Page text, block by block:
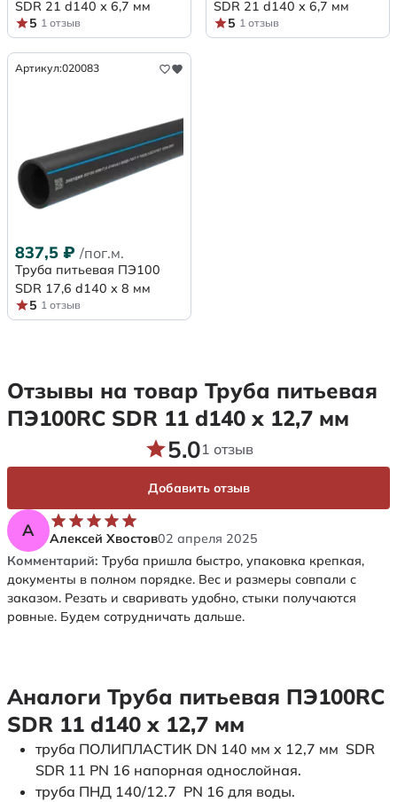
SDR 21 d140 х 6,7 мм
5 1 отзыв
SDR 21 d140 х 6,7 мм
5 1 отзыв
Артикул:020083
837,5 ₽ /пог.м.
Труба питьевая ПЭ100
SDR 17,6 d140 х 8 мм
5 1 отзыв
Отзывы на товар Труба питьевая
ПЭ100RC SDR 11 d140 х 12,7 мм
А Алексей Хвостов02 апреля 2025
Комментарий: Труба пришла быстро, упаковка крепкая,
документы в полном порядке. Вес и размеры совпали с
заказом. Резать и сваривать удобно, стыки получаются
ровные. Будем сотрудничать дальше.
5.01 отзыв
Добавить отзыв
Аналоги Труба питьевая ПЭ100RC
SDR 11 d140 х 12,7 мм
труба ПОЛИПЛАСТИК DN 140 мм x 12,7 мм SDR
SDR 11 PN 16 напорная однослойная.
труба ПНД 140/12.7 PN 16 для воды.